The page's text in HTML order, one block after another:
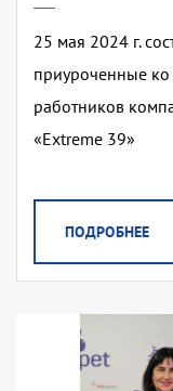
25 мая 2024 г.
приуроченные
работников
«Extreme 39»
ПОДРОБНЕЕ